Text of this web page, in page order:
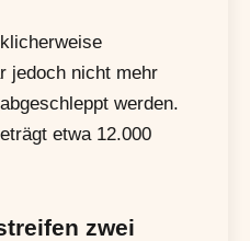
jedoch nicht mehr
werden.
etwa 12.000
zwei